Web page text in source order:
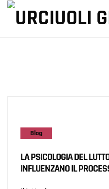
Blog
LA PSICOLOGIA DEL
INFLUENZANO IL